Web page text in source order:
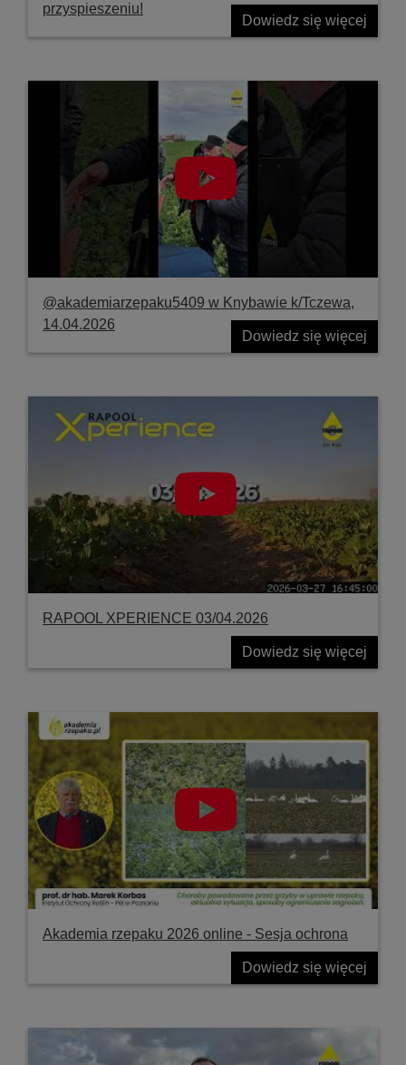
przyspieszeniu!
Dowiedz się więcej
@akademiarzepaku5409 w Knybawie k/Tczewa,
14.04.2026
Dowiedz się więcej
RAPOOL XPERIENCE 03/04.2026
Dowiedz się więcej
Akademia rzepaku 2026 online - Sesja ochrona
Dowiedz się więcej